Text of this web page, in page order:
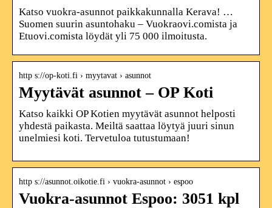
Katso vuokra-asunnot paikkakunnalla Kerava! …
Suomen suurin asuntohaku – Vuokraovi.comista ja
Etuovi.comista löydät yli 75 000 ilmoitusta.
http s://op-koti.fi › myytavat › asunnot
Myytävät asunnot – OP Koti
Katso kaikki OP Kotien myytävät asunnot helposti
yhdestä paikasta. Meiltä saattaa löytyä juuri sinun
unelmiesi koti. Tervetuloa tutustumaan!
http s://asunnot.oikotie.fi › vuokra-asunnot › espoo
Vuokra-asunnot Espoo: 3051 kpl